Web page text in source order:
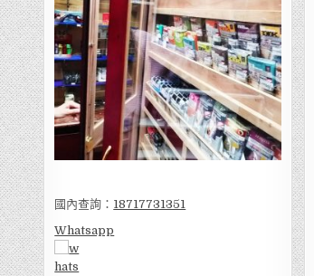
國內查詢： 18717731351
Whatsapp